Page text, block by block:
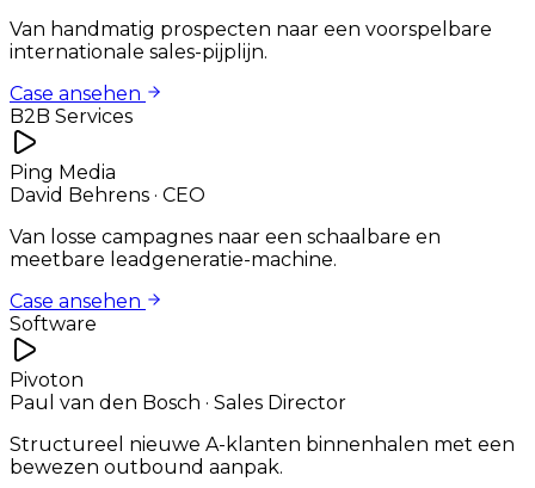
Van handmatig prospecten naar een voorspelbare
internationale sales-pijplijn.
Case ansehen
B2B Services
Ping Media
David Behrens · CEO
Van losse campagnes naar een schaalbare en
meetbare leadgeneratie-machine.
Case ansehen
Software
Pivoton
Paul van den Bosch · Sales Director
Structureel nieuwe A-klanten binnenhalen met een
bewezen outbound aanpak.